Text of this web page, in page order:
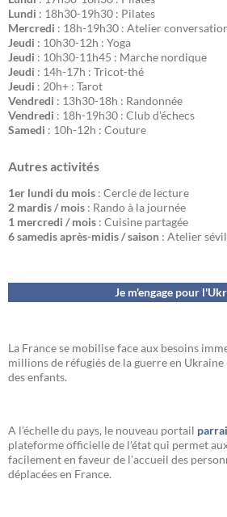
Lundi : 18h30-19h30 : Pilates
Mercredi : 18h-19h30 : Atelier
Jeudi : 10h30-12h : Yoga
Jeudi : 10h30-11h45 : Marche nordique
Jeudi : 14h-17h : Tricot-thé
Jeudi : 20h+ : Tarot
Vendredi : 13h30-18h : Randonnée
Vendredi : 18h-19h30 : Club d'échecs
Samedi : 10h-12h : Couture
Autres activités
1er lundi du mois : Cercle de lecture
2 mardis / mois : Rando à la journée
1 mercredi / mois : Cuisine partagée
6 samedis après-midis / saison : Atelier
Je m'engage pour
La France se mobilise face aux besoins
millions de réfugiés de la guerre en
des enfants.
A l’échelle du pays, le nouveau portail
plateforme officielle de l'état qui permet
facilement en faveur de l'accueil des
déplacées en France.